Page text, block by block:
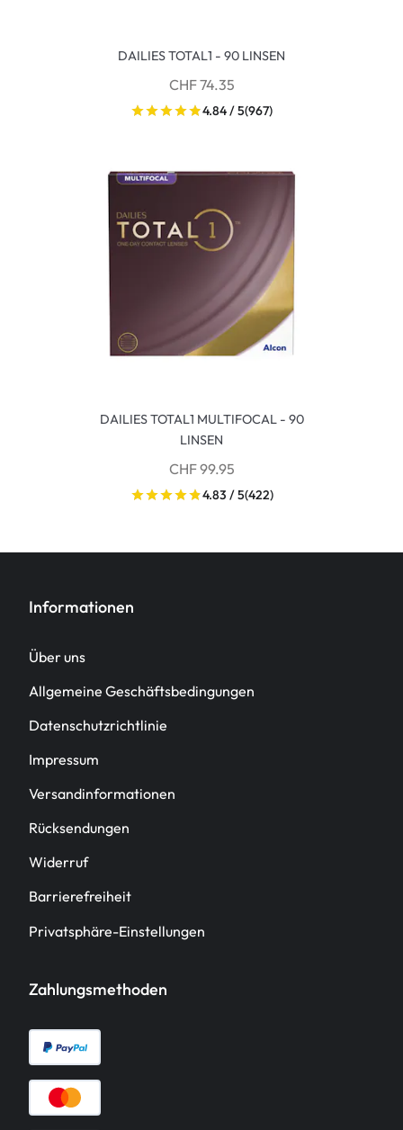
DAILIES TOTAL1 - 90 LINSEN
CHF 74.35
4.84 / 5(967)
DAILIES TOTAL1 MULTIFOCAL - 90
LINSEN
CHF 99.95
4.83 / 5(422)
Informationen
Über uns
Allgemeine Geschäftsbedingungen
Datenschutzrichtlinie
Impressum
Versandinformationen
Rücksendungen
Widerruf
Barrierefreiheit
Privatsphäre-Einstellungen
Zahlungsmethoden